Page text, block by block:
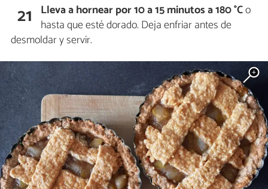
21 Lleva a hornear por 10 a 15 minutos a 180 °Co
hasta que esté dorado. Deja enfriar antes de
desmoldar y servir.